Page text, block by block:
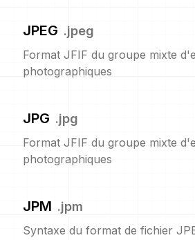
JPEG .jpeg
Format JFIF du groupe mixte
photographiques
JPG .jpg
Format JFIF du groupe mixte
photographiques
JPM .jpm
Syntaxe du format de fichier